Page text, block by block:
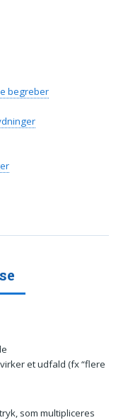
et udfald (fx “flere
som multipliceres
begreber